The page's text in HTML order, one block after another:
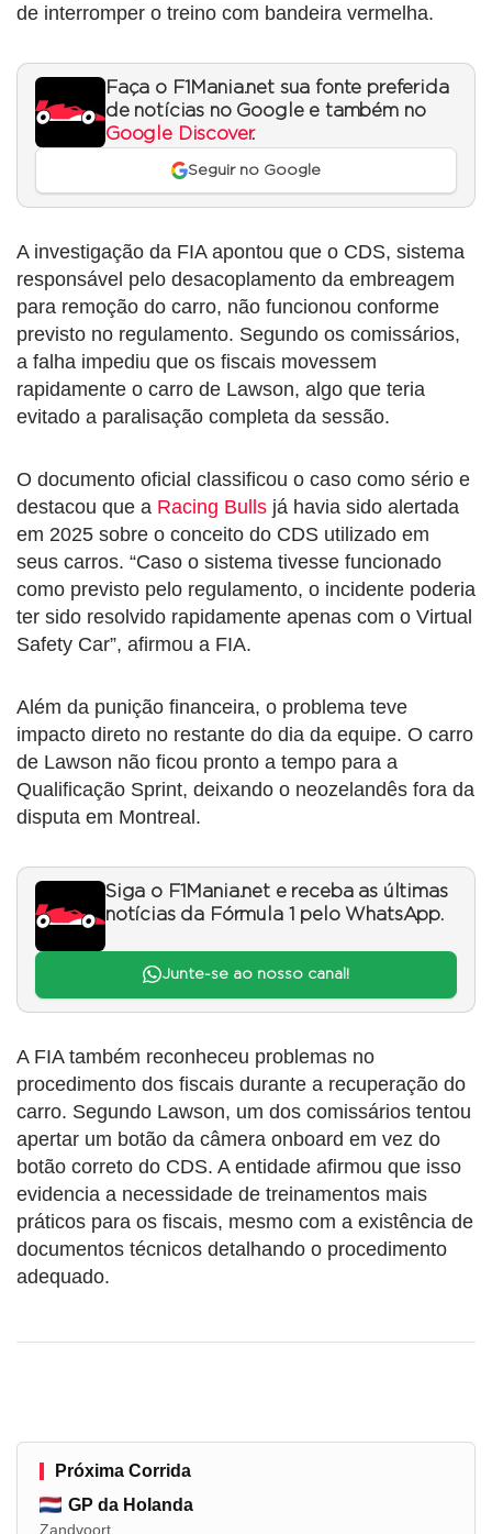
de interromper o treino com bandeira vermelha.
Faça o F1Mania.net sua fonte preferida
de notícias no Google e também no
Google Discover.
Seguir no Google
A investigação da FIA apontou que o CDS, sistema
responsável pelo desacoplamento da embreagem
para remoção do carro, não funcionou conforme
previsto no regulamento. Segundo os comissários,
a falha impediu que os fiscais movessem
rapidamente o carro de Lawson, algo que teria
evitado a paralisação completa da sessão.
O documento oficial classificou o caso como sério e
destacou que a Racing Bulls já havia sido alertada
em 2025 sobre o conceito do CDS utilizado em
seus carros. “Caso o sistema tivesse funcionado
como previsto pelo regulamento, o incidente poderia
ter sido resolvido rapidamente apenas com o Virtual
Safety Car”, afirmou a FIA.
Além da punição financeira, o problema teve
impacto direto no restante do dia da equipe. O carro
de Lawson não ficou pronto a tempo para a
Qualificação Sprint, deixando o neozelandês fora da
disputa em Montreal.
Siga o F1Mania.net e receba as últimas
notícias da Fórmula 1 pelo WhatsApp.
Junte-se ao nosso canal!
A FIA também reconheceu problemas no
procedimento dos fiscais durante a recuperação do
carro. Segundo Lawson, um dos comissários tentou
apertar um botão da câmera onboard em vez do
botão correto do CDS. A entidade afirmou que isso
evidencia a necessidade de treinamentos mais
práticos para os fiscais, mesmo com a existência de
documentos técnicos detalhando o procedimento
adequado.
Próxima Corrida
GP da Holanda
Zandvoort